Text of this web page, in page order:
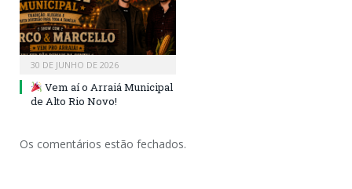
30 DE JUNHO DE 2026
Vem aí o Arraiá Municipal
de Alto Rio Novo!
Os comentários estão fechados.